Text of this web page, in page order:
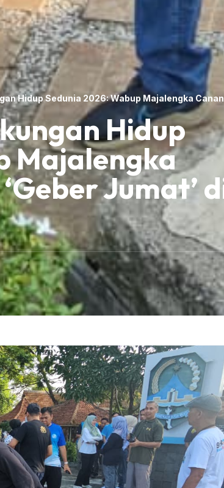
Hidup Sedunia 2026: Wabup Majalengka
Hidup
Majalengka
Jumat’